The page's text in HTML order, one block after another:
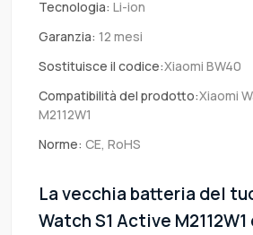
Tecnologia: Li-ion
Garanzia: 12 mesi
Sostituisce il codice:Xiaomi BW40
Compatibilità del prodotto:Xiaomi
M2112W1
Norme: CE, RoHS
La vecchia batteria del
Watch S1 Active